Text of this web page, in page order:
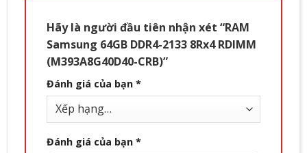
Hãy là người đầu tiên nhận xét “RAM
Samsung 64GB DDR4-2133 8Rx4 RDIMM
(M393A8G40D40-CRB)”
Đánh giá của bạn *
Đánh giá của bạn *